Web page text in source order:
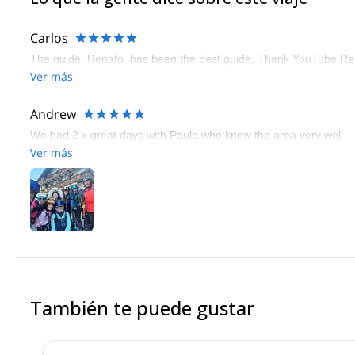
Carlos
The guide, Renato, has been the best guide. Thank YouTube
Ver más
Andrew
We had 2 x great days with Paulo who knew the area very well
Ver más
También te puede gustar